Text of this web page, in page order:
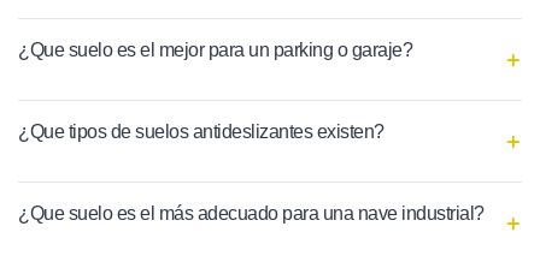
¿Que suelo es el mejor para un parking o garaje?
¿Que tipos de suelos antideslizantes existen?
¿Que suelo es el más adecuado para una nave industrial?